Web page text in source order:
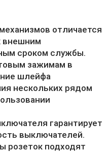
отличается
внешним
сроком службы.
зажимам в
шлейфа
нескольких рядом
гарантирует
выключателей.
розеток подходят